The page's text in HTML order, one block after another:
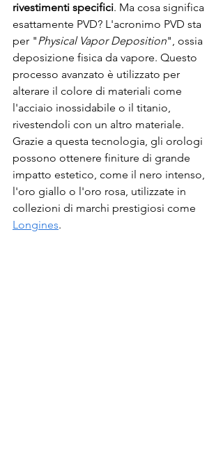
rivestimenti specifici. Ma cosa significa
esattamente PVD? L'acronimo PVD sta
per "Physical Vapor Deposition", ossia
deposizione fisica da vapore. Questo
processo avanzato è utilizzato per
alterare il colore di materiali come
l'acciaio inossidabile o il titanio,
rivestendoli con un altro materiale.
Grazie a questa tecnologia, gli orologi
possono ottenere finiture di grande
impatto estetico, come il nero intenso,
l'oro giallo o l'oro rosa, utilizzate in
collezioni di marchi prestigiosi come
Longines.